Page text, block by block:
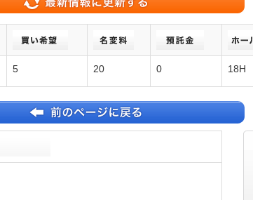
5 20 0 18H